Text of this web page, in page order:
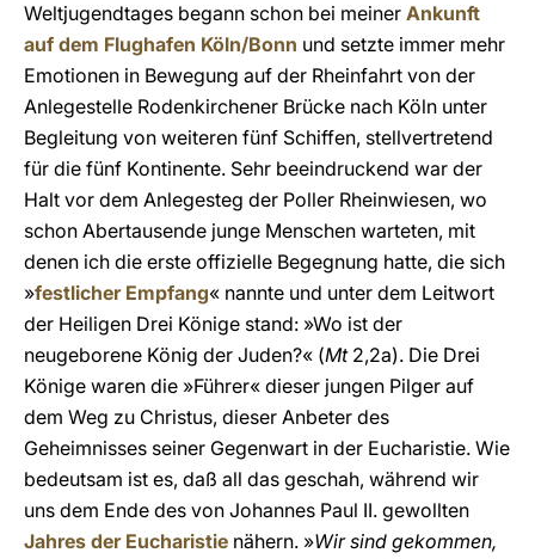
Weltjugendtages begann schon bei meiner Ankunft
auf dem Flughafen Köln/Bonn und setzte immer mehr
Emotionen in Bewegung auf der Rheinfahrt von der
Anlegestelle Rodenkirchener Brücke nach Köln unter
Begleitung von weiteren fünf Schiffen, stellvertretend
für die fünf Kontinente. Sehr beeindruckend war der
Halt vor dem Anlegesteg der Poller Rheinwiesen, wo
schon Abertausende junge Menschen warteten, mit
denen ich die erste offizielle Begegnung hatte, die sich
»festlicher Empfang« nannte und unter dem Leitwort
der Heiligen Drei Könige stand: »Wo ist der
neugeborene König der Juden?« (Mt 2,2a). Die Drei
Könige waren die »Führer« dieser jungen Pilger auf
dem Weg zu Christus, dieser Anbeter des
Geheimnisses seiner Gegenwart in der Eucharistie. Wie
bedeutsam ist es, daß all das geschah, während wir
uns dem Ende des von Johannes Paul II. gewollten
Jahres der Eucharistie nähern. »Wir sind gekommen,